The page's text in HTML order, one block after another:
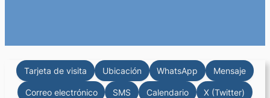
Tarjeta de visita Ubicación WhatsApp Mensaje
Correo electrónico SMS Calendario X (Twitter)